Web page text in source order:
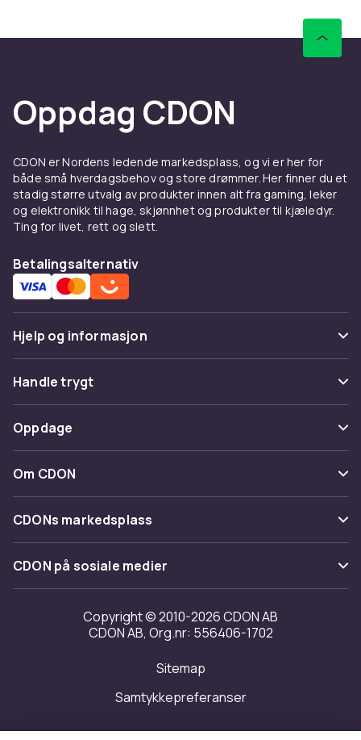
Oppdag CDON
CDON er Nordens ledende markedsplass, og vi er her for
både små hverdagsbehov og store drømmer. Her finner du et
stadig større utvalg av produkter innen alt fra gaming, leker
og elektronikk til hage, skjønnhet og produkter til kjæledyr.
Ting for livet, rett og slett.
Betalingsalternativ
Hjelp og informasjon
Vanlige spørsmål
Spor pakke
Angre & returner her
Kontakt oss
Handle trygt
Betaling
Levering
Tilbakekallinger
Oppdage
Kategorier
Varemerker
Om CDON
Om oss
Kundeanmeldelser
Jobbe på CDON
Investor relations
Tilgjengelighet
CDONs markedsplass
Merchant Help Center
CDON på sosiale medier
Copyright © 2010-2026 CDON AB
CDON AB, Org.nr: 556406-1702
Sitemap
Samtykkepreferanser